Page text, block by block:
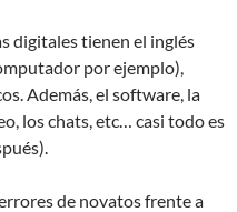
digitales tienen el inglés
por ejemplo),
Además, el software, la
los chats, etc… casi todo es
de novatos frente a